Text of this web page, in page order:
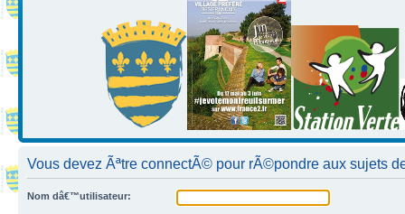
Vous devez Ãªtre connectÃ© pour rÃ©pondre aux sujets
Nom dâ€™utilisateur: